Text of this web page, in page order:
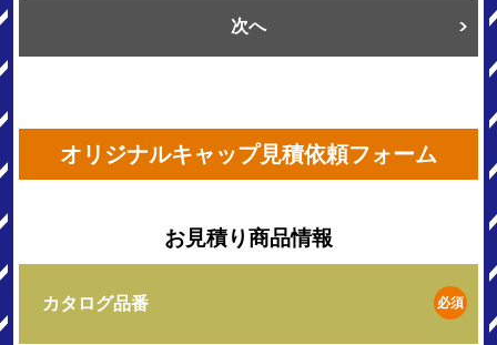
次へ
オリジナルキャップ見積依頼フォーム
お見積り商品情報
カタログ品番 必須